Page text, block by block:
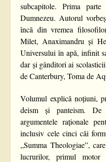
subcapitole. Prima
Dumnezeu. Autorul
încă din vremea
Milet, Anaximandru și
Universului în apă, infinit
dar și gânditori ai
de Canterbury, Toma de
Volumul explică noțiuni,
deism și panteism. De
argumentele raționale
inclusiv cele cinci căi
„Summa Theologiae”,
lucrurilor, primul motor